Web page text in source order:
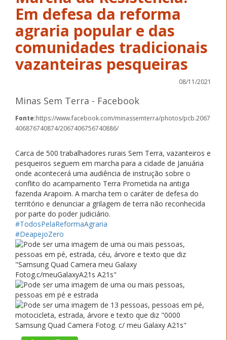
Em defesa da reforma
agraria popular e das
comunidades tradicionais
vazanteiras pesqueiras
08/11/2021
Minas Sem Terra - Facebook
Fonte:https://www.facebook.com/minassemterra/photos/pcb.2067
406876740874/2067406756740886/
Carca de 500 trabalhadores rurais Sem Terra, vazanteiros e
pesqueiros seguem em marcha para a cidade de Januária
onde acontecerá uma audiência de instrução sobre o
conflito do acampamento Terra Prometida na antiga
fazenda Arapoim. A marcha tem o caráter de defesa do
território e denunciar a grilagem de terra não reconhecida
por parte do poder judiciário.
#TodosPelaReformaAgraria
#DeapejoZero